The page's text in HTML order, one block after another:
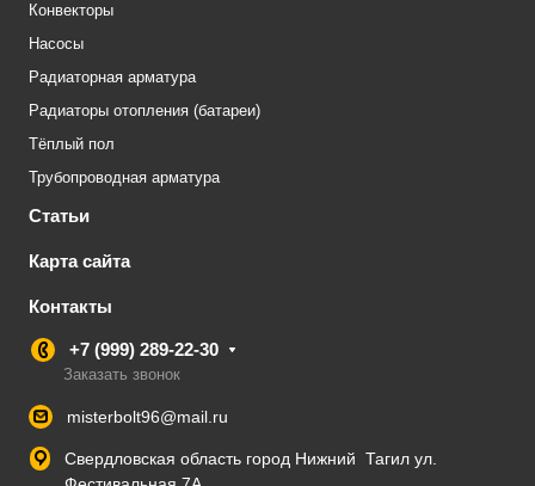
Конвекторы
Насосы
Радиаторная арматура
Радиаторы отопления (батареи)
Тёплый пол
Трубопроводная арматура
Статьи
Карта сайта
Контакты
+7 (999) 289-22-30
Заказать звонок
misterbolt96@mail.ru
Свердловская область город Нижний Тагил ул.